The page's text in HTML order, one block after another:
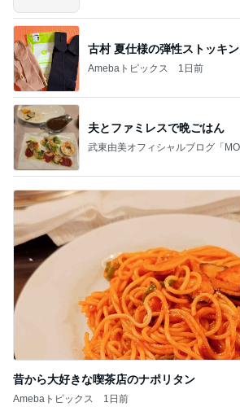
古村 夏仕様の弾性ストッキ
Amebaトピックス 1日前
夫とファミレスで晩ごはん
武東由美オフィシャルブログ「
昔から大好きな喫茶店のナポリタン
Amebaトピックス 1日前